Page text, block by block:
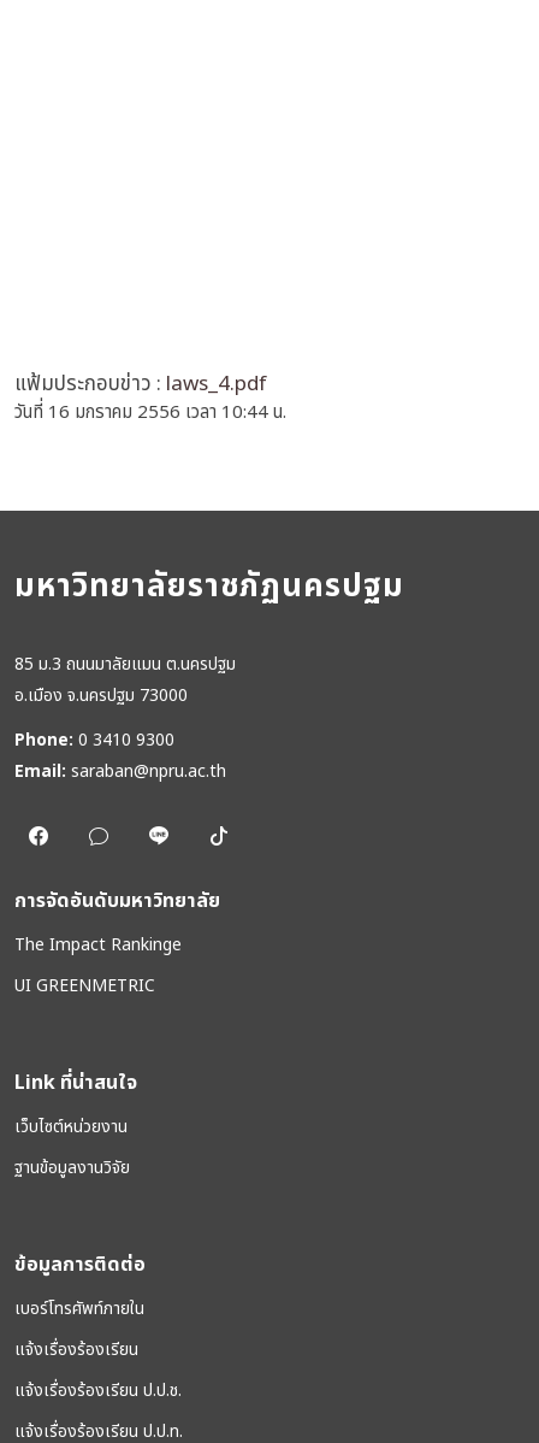
แฟ้มประกอบข่าว : laws_4.pdf
วันที่ 16 มกราคม 2556 เวลา 10:44 น.
มหาวิทยาลัยราชภัฏนครปฐม
85 ม.3 ถนนมาลัยแมน ต.นครปฐม
อ.เมือง จ.นครปฐม 73000
Phone: 0 3410 9300
Email: saraban@npru.ac.th
การจัดอันดับมหาวิทยาลัย
The Impact Rankinge
UI GREENMETRIC
Link ที่น่าสนใจ
เว็บไซต์หน่วยงาน
ฐานข้อมูลงานวิจัย
ข้อมูลการติดต่อ
เบอร์โทรศัพท์ภายใน
แจ้งเรื่องร้องเรียน
แจ้งเรื่องร้องเรียน ป.ป.ช.
แจ้งเรื่องร้องเรียน ป.ป.ท.